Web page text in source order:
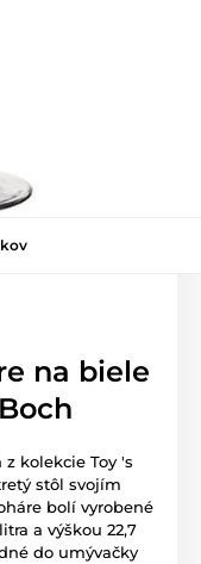
na biele
kolekcie Toy 's
stôl svojím
bolí vyrobené
a výškou 22,7
do umývačky